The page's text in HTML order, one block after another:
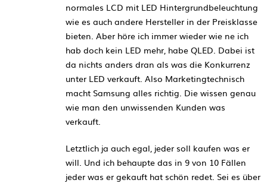
normales LCD mit LED Hintergrundbeleuchtung
wie es auch andere Hersteller in der Preisklasse
bieten. Aber höre ich immer wieder wie ne ich
hab doch kein LED mehr, habe QLED. Dabei ist
da nichts anders dran als was die Konkurrenz
unter LED verkauft. Also Marketingtechnisch
macht Samsung alles richtig. Die wissen genau
wie man den unwissenden Kunden was
verkauft.
Letztlich ja auch egal, jeder soll kaufen was er
will. Und ich behaupte das in 9 von 10 Fällen
jeder was er gekauft hat schön redet. Sei es über